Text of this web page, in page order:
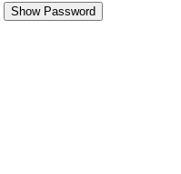
Show Password